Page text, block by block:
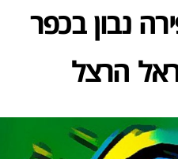
נבון בכפר
הרצל